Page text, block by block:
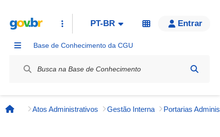
PT-BR Entrar
Base de Conhecimento da CGU
Página inicial
Atos Administrativos Gestão Interna